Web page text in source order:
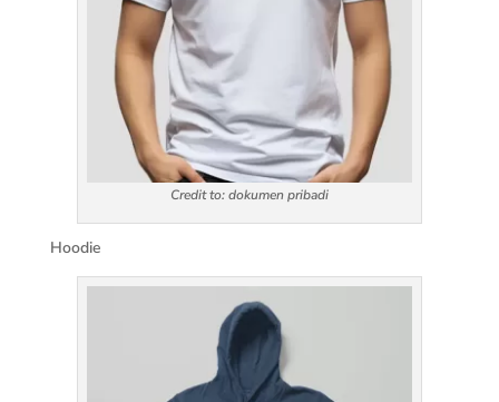
Credit to: dokumen pribadi
Hoodie